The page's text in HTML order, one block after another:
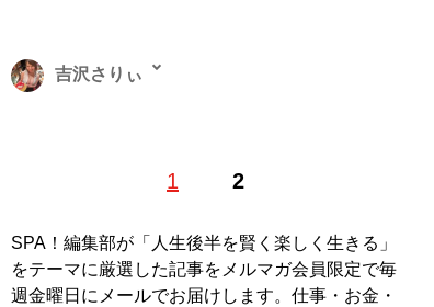
1 2
吉沢さりぃ
』（イースト・プレス）、『現役
話』、『現役グラドルがカラダを張って体験してきまし
た 』（ともに彩図社）などがある。趣味は飲酒、箱根駅
伝、少女漫画。X（旧Twitter）：
@sally_y0720
SPA！編集部が「人生後半を賢く楽しく生きる」
をテーマに厳選した記事をメルマガ会員限定で毎
週金曜日にメールでお届けします。仕事・お金・